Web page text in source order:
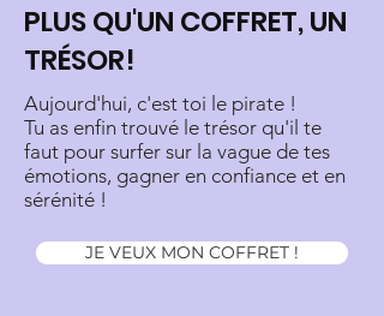
PLUS QU'UN COFFRET, UN
TRÉSOR!
Aujourd'hui, c'est toi le pirate !
Tu as enfin trouvé le trésor qu'il te
faut pour surfer sur la vague de tes
émotions, gagner en confiance et en
sérénité !
JE VEUX MON COFFRET !